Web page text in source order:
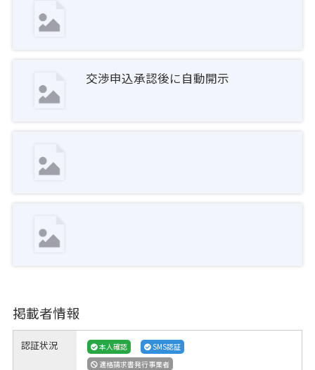
交渉申込承認後に自動開示
掲載者情報
認証状況 本人確認
SMS認証
適格請求書発行事業者